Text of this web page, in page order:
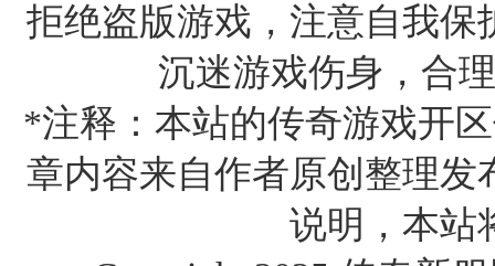
拒绝盗版游戏，注意自我
沉迷游戏伤身，合
*注释：本站的传奇游戏开
章内容来自作者原创整理
说明，本站